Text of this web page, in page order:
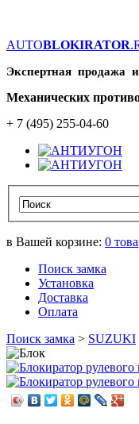
AUTOBLOKIRATOR
Экспертная продажа и
Механических
+ 7 (495) 255-04-60
в Вашей корзине: 0
Поиск замка
Установка
Доставка
Оплата
Поиск замка > SUZUKI